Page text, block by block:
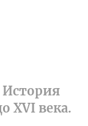
История
XVI века.